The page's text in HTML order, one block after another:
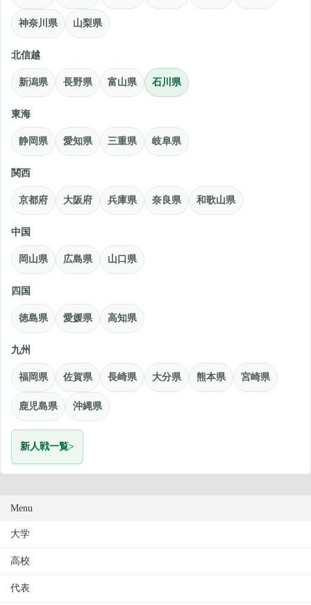
神奈川県 山梨県
北信越
新潟県 長野県 富山県 石川県
東海
静岡県 愛知県 三重県 岐阜県
関西
京都府 大阪府 兵庫県 奈良県 和歌山県
中国
岡山県 広島県 山口県
四国
徳島県 愛媛県 高知県
九州
福岡県 佐賀県 長崎県 大分県 熊本県 宮崎県
鹿児島県 沖縄県
新人戦一覧
Menu
大学
高校
代表